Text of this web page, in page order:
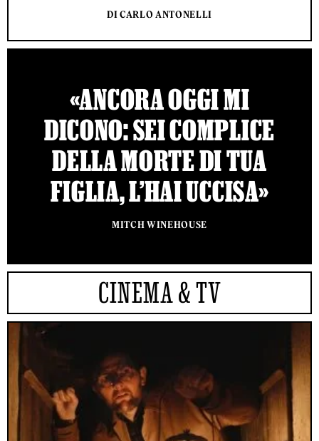
DI CARLO ANTONELLI
«ANCORA OGGI MI
DICONO: SEI COMPLICE
DELLA MORTE DI TUA
FIGLIA, L’HAI UCCISA»
MITCH WINEHOUSE
CINEMA & TV